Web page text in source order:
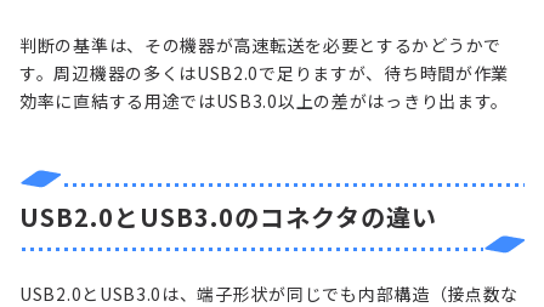
判断の基準は、その機器が高速転送を必要とするかどうかで
す。周辺機器の多くはUSB2.0で足りますが、待ち時間が作業
効率に直結する用途ではUSB3.0以上の差がはっきり出ます。
USB2.0とUSB3.0のコネクタの違い
USB2.0とUSB3.0は、端子形状が同じでも内部構造（接点数な